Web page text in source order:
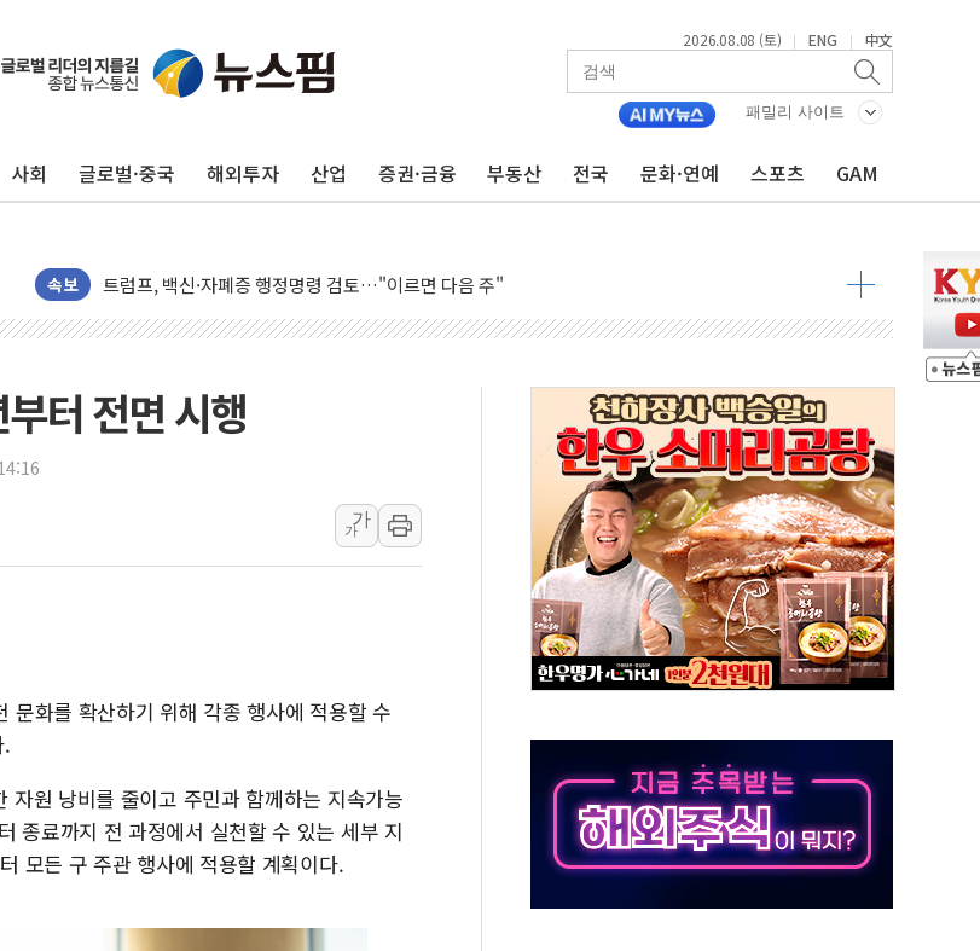
2026.08.08 (토) | ENG | 中文
패밀리 사이트
사회 글로벌·중국 해외투자 산업 증권·금융 부동산 전국 문화·연예 스포츠 GAM
속보
미 연준 매파 기세 꺾이나…고용 감소에 9월 동결 전망 우세
美 항소법원, 백악관 무도회장 공사 중단 명령…트럼프 제동
이란 핵심 원유 수출항 '하르그섬', 최근 1주일 이상 '올스톱'… 美 해상봉쇄 영향
[AI MY 뉴스] 뉴욕 반도체주 프리뷰...美 고용 쇼크에 반도체주 '활짝'
뉴욕증시 프리뷰, 美 고용 쇼크에 금리 인상 우려 후퇴…나스닥 선물 1%대 상승
[종합] 美 7월 고용 2만3000명 감소 '쇼크'…9월 금리 인상 기대 후퇴
[사진] 이슬람 수니파 3개국, 공동방위협정 체결
뉴욕증시 개장 전 특징주...아틀라시안·클라우드플레어·태양광주↑ VS 트레이드데스크·웬디스↓
보훈부, 미 DPAA와 MOU… "6·25 미군 실종자 7359명 끝까지 찾겠다"
李 "해남 태양광, 대한민국 다음 100년 밑거름…수도권 집중 완화 전환점"
李 대통령, '6시간 마라톤 부동산 2차 회의' 주재… "전폭적 공급 확대·속도전 총력"
[사진] 빈살만과 에르도안의 만남
이란와이어 "이란 최고지도자 위독…곧 사망해도 놀랍지 않아"
남동발전, 해남군에 국내 최대 규모 400MW 태양광 착공…여의도 1.6배 규모
터 전면 시행
가
가
화를 확산하기 위해 각종 행사에 적용할 수
.
원 낭비를 줄이고 주민과 함께하는 지속가능
종료까지 전 과정에서 실천할 수 있는 세부 지
모든 구 주관 행사에 적용할 계획이다.